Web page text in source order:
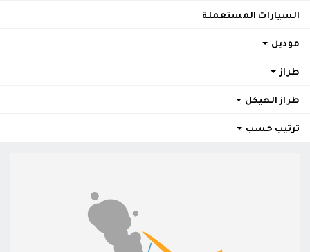
السيارات المستعملة
موديل
طراز
طراز الهيكل
ترتيب حسب